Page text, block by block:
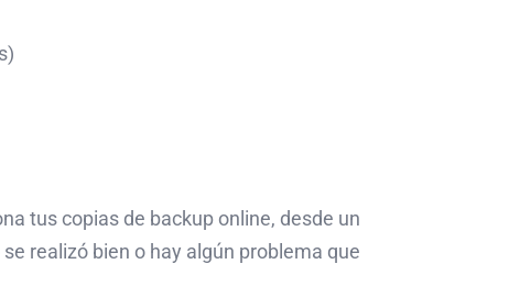
tus copias de backup online, desde un
realizó bien o hay algún problema que